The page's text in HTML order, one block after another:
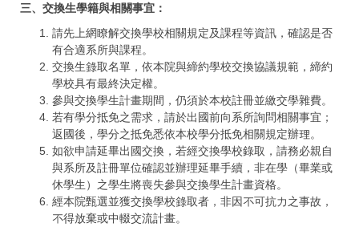
三、 交換生學籍與相關事宜：
請先上網瞭解交換學校相關規定及課程等資訊，確認是否
有合適系所與課程。
交換生錄取名單，依本院與締約學校交換協議規範，締約
學校具有最終決定權。
參與交換學生計畫期間，仍須於本校註冊並繳交學雜費。
若有學分抵免之需求，請於出國前向系所詢問相關事宜；
返國後，學分之抵免悉依本校學分抵免相關規定辦理。
如欲申請延畢出國交換，若經交換學校錄取，請務必親自
與系所及註冊單位確認並辦理延畢手續，非在學（畢業或
休學生）之學生將喪失參與交換學生計畫資格。
經本院甄選並獲交換學校錄取者，非因不可抗力之事故，
不得放棄或中輟交流計畫。